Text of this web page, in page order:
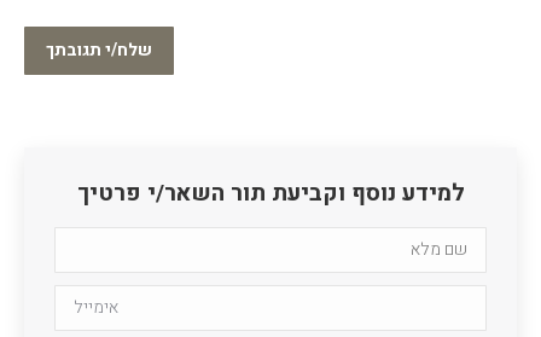
שלח/י תגובתך
למידע נוסף וקביעת תור השאר/י פרטיך